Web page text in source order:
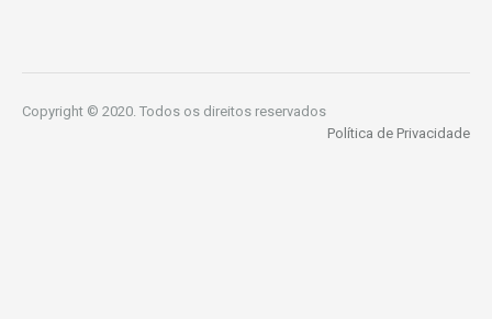
Copyright © 2020. Todos os direitos reservados
Política de Privacidade